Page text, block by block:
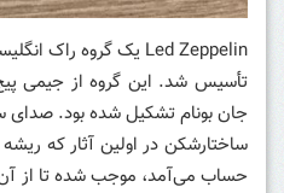
Led Zeppelin
تأسیس شد. این گروه از جیمی
جان بونام تشکیل شده بود. صدای
ساختارشکن در اولین آثار که
حساب می‌آمد، موجب شده تا از